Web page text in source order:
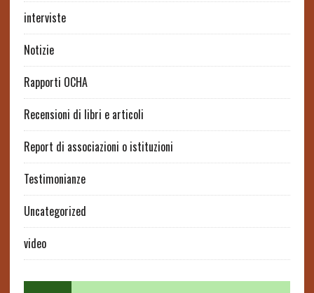
interviste
Notizie
Rapporti OCHA
Recensioni di libri e articoli
Report di associazioni o istituzioni
Testimonianze
Uncategorized
video